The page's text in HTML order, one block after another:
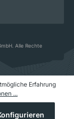
Alle Rechte
Erfahrung
...